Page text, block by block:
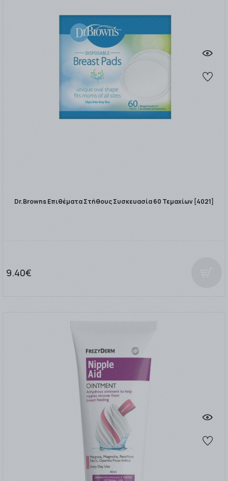
Dr.Browns Επιθέματα Στήθους Συσκευασία 60 Τεμαχίων [4021]
9.40€